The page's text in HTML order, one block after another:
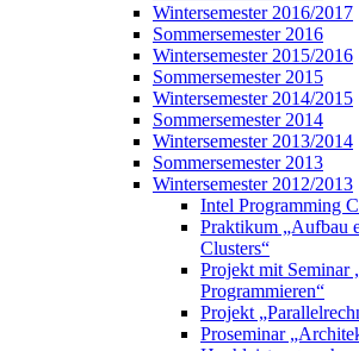
Wintersemester 2016/2017
Sommersemester 2016
Wintersemester 2015/2016
Sommersemester 2015
Wintersemester 2014/2015
Sommersemester 2014
Wintersemester 2013/2014
Sommersemester 2013
Wintersemester 2012/2013
Intel Programming
Praktikum „Aufbau
Clusters“
Projekt mit Seminar
Programmieren“
Projekt
Proseminar